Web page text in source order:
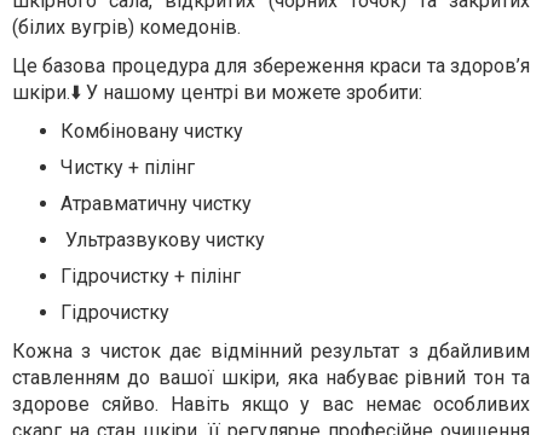
(білих вугрів) комедонів.
Це базова процедура для збереження краси та здоров’я
шкіри.⬇️ У нашому центрі ви можете зробити:
Комбіновану чистку
Чистку + пілінг
Атравматичну чистку
Ультразвукову чистку
Гідрочистку + пілінг
Гідрочистку
Кожна з чисток дає відмінний результат з дбайливим
ставленням до вашої шкіри, яка набуває рівний тон та
здорове сяйво. Навіть якщо у вас немає особливих
скарг на стан шкіри, її регулярне професійне очищення